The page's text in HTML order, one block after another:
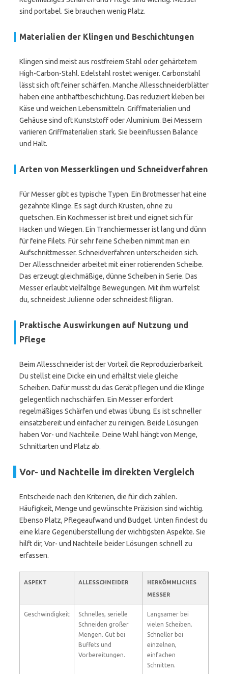
sind portabel. Sie brauchen wenig Platz.
Materialien der Klingen und Beschichtungen
Klingen sind meist aus rostfreiem Stahl oder gehärtetem
High-Carbon-Stahl. Edelstahl rostet weniger. Carbonstahl
lässt sich oft feiner schärfen. Manche Allesschneiderblätter
haben eine antihaftbeschichtung. Das reduziert kleben bei
Käse und weichen Lebensmitteln. Griffmaterialien und
Gehäuse sind oft Kunststoff oder Aluminium. Bei Messern
variieren Griffmaterialien stark. Sie beeinflussen Balance
und Halt.
Arten von Messerklingen und Schneidverfahren
Für Messer gibt es typische Typen. Ein Brotmesser hat eine
gezahnte Klinge. Es sägt durch Krusten, ohne zu
quetschen. Ein Kochmesser ist breit und eignet sich für
Hacken und Wiegen. Ein Tranchiermesser ist lang und dünn
für feine Filets. Für sehr feine Scheiben nimmt man ein
Aufschnittmesser. Schneidverfahren unterscheiden sich.
Der Allesschneider arbeitet mit einer rotierenden Scheibe.
Das erzeugt gleichmäßige, dünne Scheiben in Serie. Das
Messer erlaubt vielfältige Bewegungen. Mit ihm würfelst
du, schneidest Julienne oder schneidest filigran.
Praktische Auswirkungen auf Nutzung und
Pflege
Beim Allesschneider ist der Vorteil die Reproduzierbarkeit.
Du stellst eine Dicke ein und erhältst viele gleiche
Scheiben. Dafür musst du das Gerät pflegen und die Klinge
gelegentlich nachschärfen. Ein Messer erfordert
regelmäßiges Schärfen und etwas Übung. Es ist schneller
einsatzbereit und einfacher zu reinigen. Beide Lösungen
haben Vor- und Nachteile. Deine Wahl hängt von Menge,
Schnittarten und Platz ab.
Vor- und Nachteile im direkten Vergleich
Entscheide nach den Kriterien, die für dich zählen.
Häufigkeit, Menge und gewünschte Präzision sind wichtig.
Ebenso Platz, Pflegeaufwand und Budget. Unten findest du
eine klare Gegenüberstellung der wichtigsten Aspekte. Sie
hilft dir, Vor- und Nachteile beider Lösungen schnell zu
erfassen.
ASPEKT ALLESSCHNEIDER
HERKÖMMLICHES
MESSER
Geschwindigkeit
Schnelles, serielle
Schneiden großer
Mengen. Gut bei
Buffets und
Vorbereitungen.
Langsamer bei
vielen Scheiben.
Schneller bei
einzelnen,
einfachen
Schnitten.